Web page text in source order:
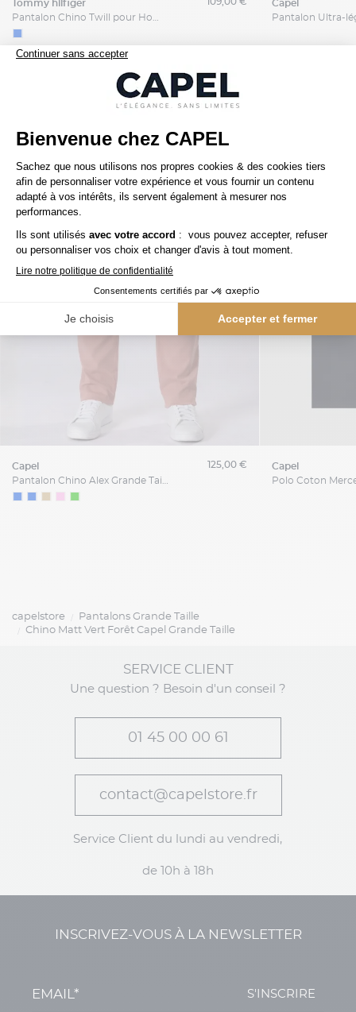
tommy hilfiger
capel
Nos clients aiment aussi
capel
Pantalon Chino Alex Grande Taille Vieux Rose
125,00 € capel
capelstore
Pantalons Grande Taille
Chino Matt Vert Forêt Capel Grande Taille
SERVICE CLIENT
Une question ? Besoin d'un conseil ?
01 45 00 00 61
contact@capelstore.fr
Service Client du lundi au vendredi,
de 10h à 18h
INSCRIVEZ-VOUS À LA NEWSLETTER
S'INSCRIRE